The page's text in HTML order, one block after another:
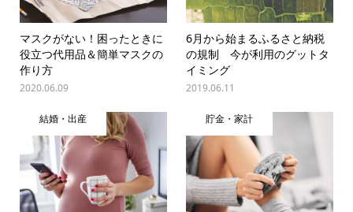
マスクがない！困ったときに
役立つ代用品＆簡単マスクの
作り方
2020.06.09
6月から始まるふるさと納税
の規制 今が利用のグットタ
イミング
2019.06.11
結婚・出産 貯金・家計